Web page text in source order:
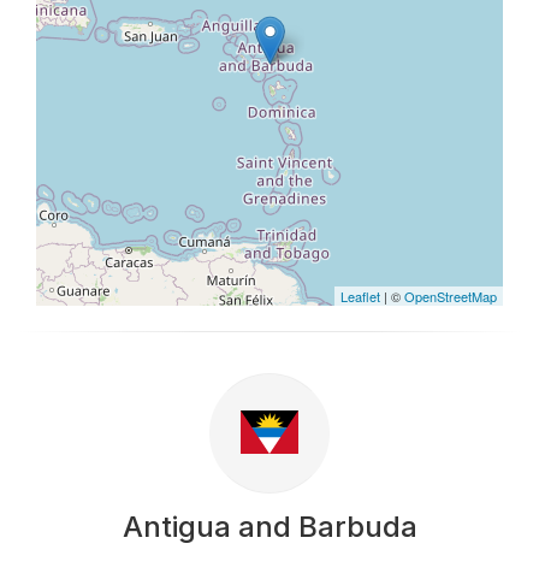
Leaflet | ©OpenStreetMap
Antigua and Barbuda